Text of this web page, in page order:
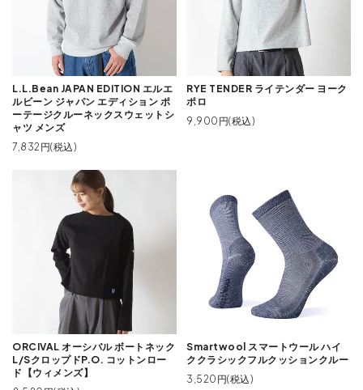
L.L.Bean JAPAN EDITION エルエ
ルビーン ジャパン エディション ポ
ーテージクルーネックスウェットシ
ャツ メンズ
7,832円(税込)
RYE TENDER ライテンダー ヨーク
ポロ
9,900円(税込)
ORCIVAL オーシバル ボートネック
L/SクロップドP.O. コットンロー
ド【ウィメンズ】
Smartwool スマートウール ハイ
ククラシックフルクッションクルー
3,520円(税込)